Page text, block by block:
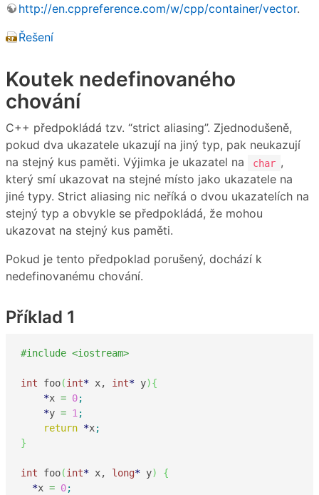
http://en.cppreference.com/w/cpp/container/vector.
Řešení
Koutek nedefinovaného
chování
C++ předpokládá tzv. “strict aliasing”. Zjednodušeně,
pokud dva ukazatele ukazují na jiný typ, pak neukazují
na stejný kus paměti. Výjimka je ukazatel na
char ,
který smí ukazovat na stejné místo jako ukazatele na
jiné typy. Strict aliasing nic neříká o dvou ukazatelích na
stejný typ a obvykle se předpokládá, že mohou
ukazovat na stejný kus paměti.
Pokud je tento předpoklad porušený, dochází k
nedefinovanému chování.
Příklad 1
#include <iostream>
int foo(int* x, int* y){
*x = 0;
*y = 1;
return *x;
}
int foo(int* x, long* y)
{
*x = 0;